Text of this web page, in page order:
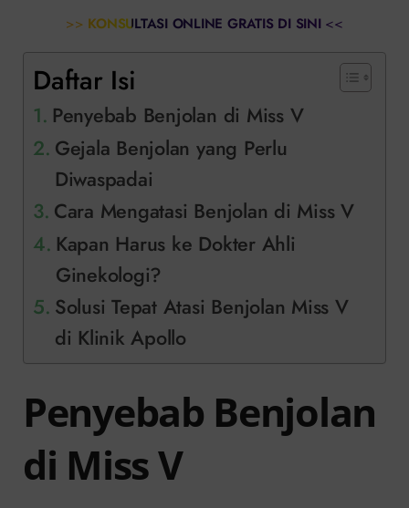
>> KONSULTASI ONLINE GRATIS DI SINI <<
Daftar Isi
Penyebab Benjolan di Miss V
Gejala Benjolan yang Perlu
Diwaspadai
Cara Mengatasi Benjolan di Miss V
Kapan Harus ke Dokter Ahli
Ginekologi?
Solusi Tepat Atasi Benjolan Miss V
di Klinik Apollo
Penyebab Benjolan
di Miss V